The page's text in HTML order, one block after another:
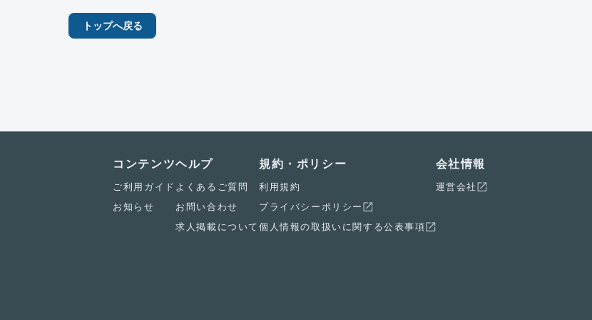
トップへ戻る
コンテンツ
ご利用ガイド
お知らせ
ヘルプ
よくあるご質問
お問い合わせ
求人掲載について
規約・ポリシー
利用規約
プライバシーポリシー
個人情報の取扱いに関する公表事項
会社情報
運営会社